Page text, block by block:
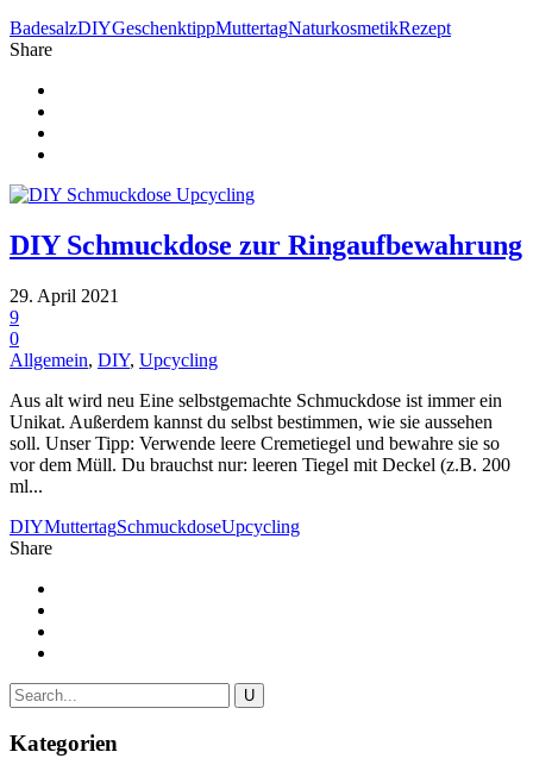
BadesalzDIYGeschenktippMuttertagNaturkosmetikRezept
Share
DIY Schmuckdose zur Ringaufbewahrung
29. April 2021
9
0
Allgemein, DIY, Upcycling
Aus alt wird neu Eine selbstgemachte Schmuckdose ist immer ein
Unikat. Außerdem kannst du selbst bestimmen, wie sie aussehen
soll. Unser Tipp: Verwende leere Cremetiegel und bewahre sie so
vor dem Müll. Du brauchst nur: leeren Tiegel mit Deckel (z.B. 200
ml...
DIYMuttertagSchmuckdoseUpcycling
Share
Kategorien